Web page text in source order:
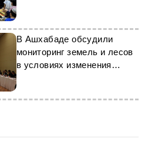
В Ашхабаде обсудили
мониторинг земель и лесов
в условиях изменения
климата